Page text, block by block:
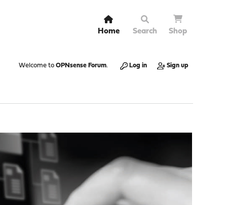
Home Search Shop
Welcome to OPNsense Forum. Log in Sign up